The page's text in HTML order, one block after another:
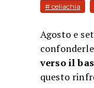
# celiachia
Agosto e
verso il
questo